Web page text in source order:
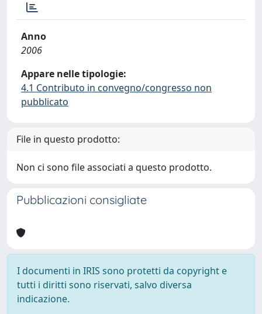
Anno
2006
Appare nelle tipologie:
4.1 Contributo in convegno/congresso non
pubblicato
File in questo prodotto:
Non ci sono file associati a questo prodotto.
Pubblicazioni consigliate
I documenti in IRIS sono protetti da copyright e
tutti i diritti sono riservati, salvo diversa
indicazione.